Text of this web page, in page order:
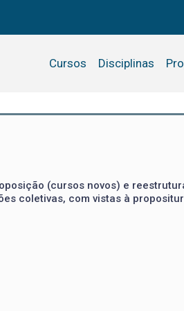
Cursos Disciplinas
(cursos novos) e
coletivas, com vistas à